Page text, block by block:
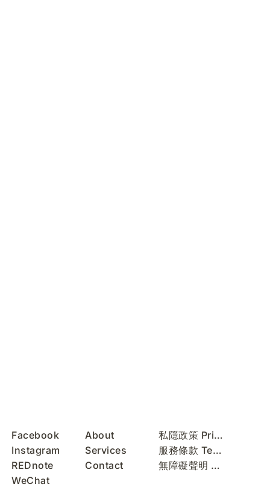
Facebook
Instagram
REDnote
WeChat
About
Services
Contact
私隱政策 Privacy Policy
服務條款 Terms of Use
無障礙聲明 Accessibility Statement